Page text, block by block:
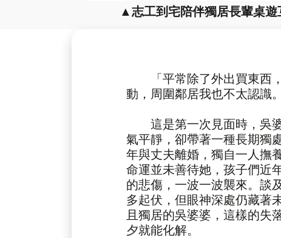
▲志工到宅陪伴獨居長輩桌遊
「平常除了外出買東西
動，周圍鄰居我也不太認識。
這是第一次見面時，吳
氣平靜，卻帶著一種長期獨
年與丈夫離婚，獨自一人撫
命運並未善待她，孩子們近
的悲傷，一波一波襲來。談
多起伏，但眼神深處仍藏著
且獨居的吳婆婆，這樣的失
夕就能化解。